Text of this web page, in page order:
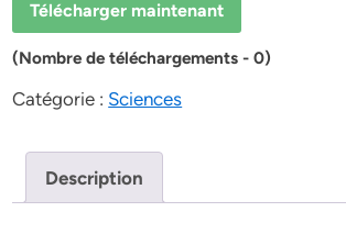
Télécharger maintenant
(Nombre de téléchargements - 0)
Catégorie : Sciences
Description